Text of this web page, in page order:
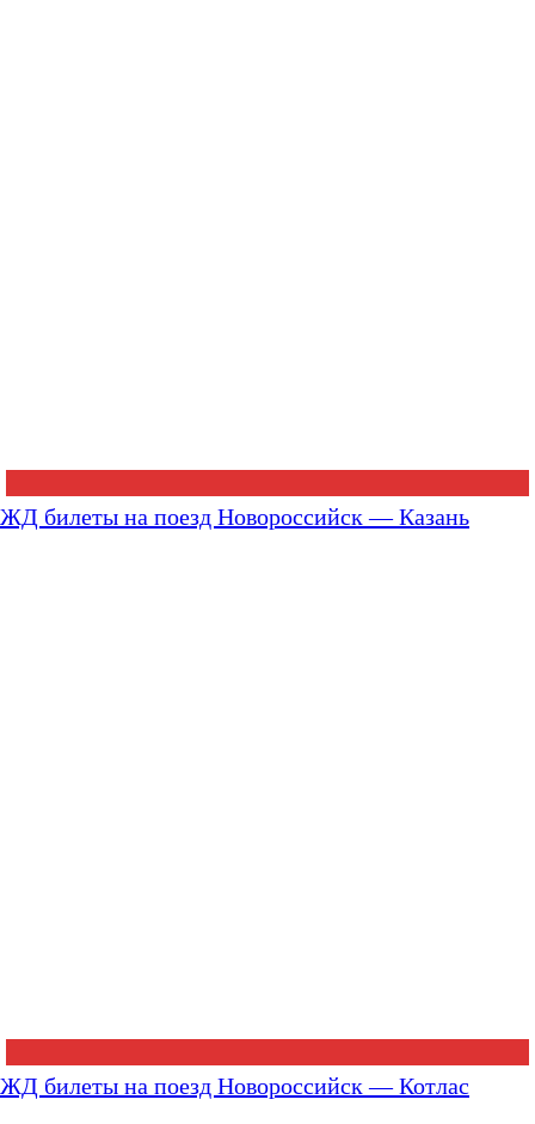
ЖД билеты на поезд Новороссийск — Казань
ЖД билеты на поезд Новороссийск — Котлас